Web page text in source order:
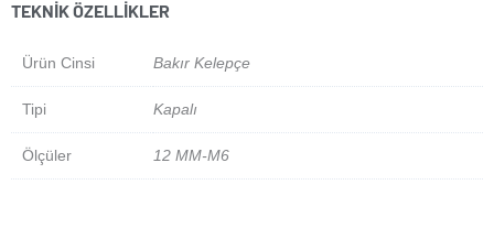
TEKNIK ÖZELLIKLER
Ürün Cinsi Bakır Kelepçe
Tipi Kapalı
Ölçüler 12 MM-M6